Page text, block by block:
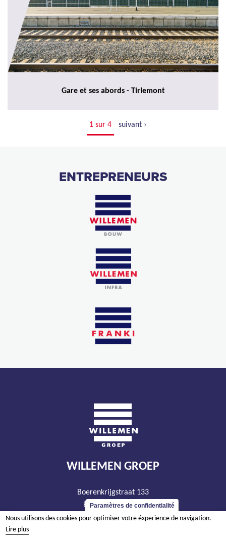
Gare et ses abords - Tirlemont
1 sur 4 suivant ›
ENTREPRENEURS
WILLEMEN GROEP
Boerenkrijgstraat 133
BE - 2800 Malines
tél +32 15 569 965
Paramètres de confidentialité
Nous utilisons des cookies pour optimiser votre éxperience de navigation.
Lire plus